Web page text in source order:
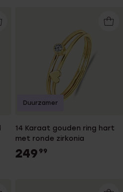
14 Karaat gouden ring hart
met ronde zirkonia
249 99
Duurzamer